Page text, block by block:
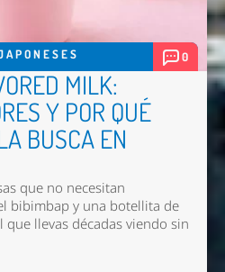
0
MILK:
Y POR QUÉ
BUSCA EN
que no necesitan
bibimbap y una botellita de
llevas décadas viendo sin